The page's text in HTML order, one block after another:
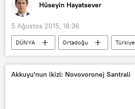
Hüseyin Hayatsever
5 Ağustos 2015, 18:36
DÜNYA Ortadoğu
Türkiye
GÖRÜŞ
Haberler
Rusya
TÜRKİYE
IŞİD
Akkuyu'nun ikizi: Novovoronej Santrali